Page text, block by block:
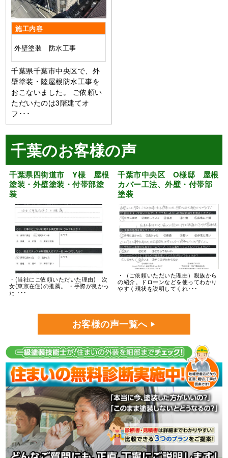
施工内容
外壁塗装 防水工事
千葉県千葉市中央区で、外
壁塗装・陸屋根防水工事を
おこないました。 ご依頼い
ただいたのは3階建てオ
フ･･･
千葉のお客様の声
千葉県四街道市 Y様 屋根
塗装・外壁塗装・付帯部塗
装
・(当社にご依頼いただいた理由) 次
女(東京在住)の推薦。 ・手際が良かっ
た ･･･
千葉市中央区 O様邸 屋根
カバー工法、外壁・付帯部
塗装
・（ご依頼いただいた理由）親族から
の紹介。ドローンなどを使ってわかり
やすく現状を説明してくれ･･･
お客様の声一覧へ